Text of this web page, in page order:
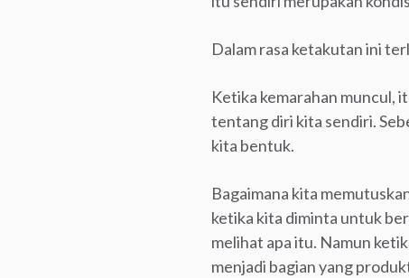
Dalam rasa ketakutan ini
Ketika kemarahan muncul,
tentang diri kita sendiri.
kita bentuk.
Bagaimana kita
ketika kita diminta untuk
melihat apa itu. Namun
menjadi bagian yang